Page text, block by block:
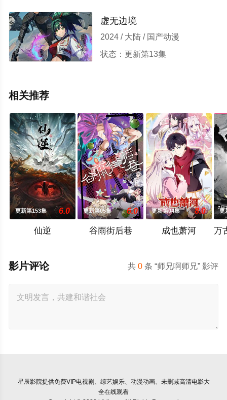
虚无边境
2024 / 大陆 / 国产动漫
状态：更新第13集
相关推荐
更新第153集 6.0
仙逆
更新第05集 6.0
谷雨街后巷
更新第04集 8.0
成也萧河
更
共0 条 “师兄啊师兄” 影评
影片评论
星辰影院提供免费VIP电视剧、综艺娱乐、动漫动画、未删减高清电影大
全在线观看